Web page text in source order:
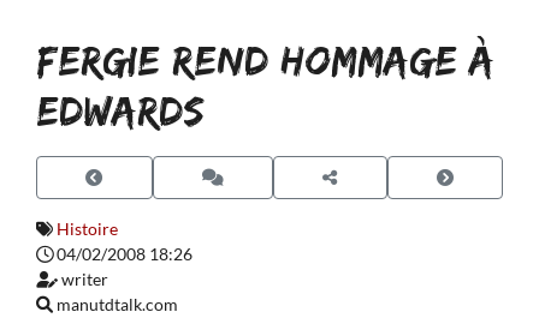
FERGIE REND HOMMAGE À
EDWARDS
Histoire
04/02/2008 18:26
writer
manutdtalk.com